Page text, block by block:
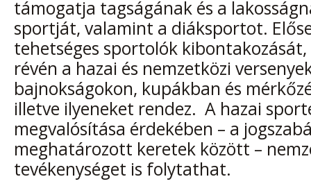
támogatja tagságának és a
sportját, valamint a diáksportot.
tehetséges sportolók kibontakozását,
révén a hazai és nemzetközi
bajnokságokon, kupákban és
illetve ilyeneket rendez. A hazai
megvalósítása érdekében – a
meghatározott keretek között –
tevékenységet is folytathat.